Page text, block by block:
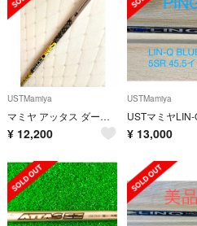
USTMamiya
マミヤ アッタス ダース 6S
¥ 12,200
USTMamiya
¥ 13,000